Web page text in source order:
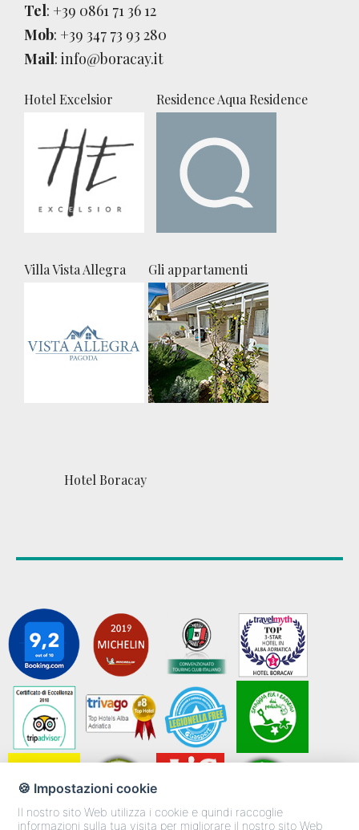
Tel: +39 0861 71 36 12
Mob: +39 347 73 93 280
Mail: info@boracay.it
Hotel Excelsior Residence Aqua Residence
Villa Vista Allegra Gli appartamenti
Hotel Boracay
🍪 Impostazioni cookie
Il nostro sito Web utilizza i cookie e quindi raccoglie
informazioni sulla tua visita per migliorare il nostro sito Web